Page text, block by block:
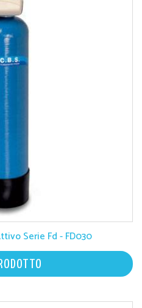
Serie Fd - FD030